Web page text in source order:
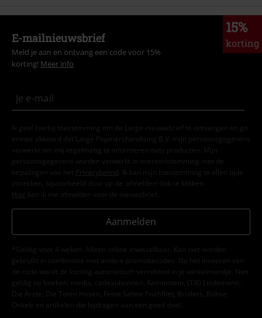
15%
korting
E-mailnieuwsbrief
Meld je aan en ontvang een code voor 15%
korting! Meer info
Ik geef hierbij toestemming om de Large-nieuwsbrief te ontvangen en ga
ermee akkoord dat Large Popmerchandising B.V. mijn persoonsgegevens
verwerkt om mij regelmatig te informeren over producten. Mijn
persoonsgegevens worden verwerkt in overeenstemming met de
bepalingen van het
Privacybeleid . Ik kan mijn toestemming te allen tijde
intrekken, bijvoorbeeld door op de ‘afmelden’-link te klikken.
Hier kan ik me afmelden voor de nieuwsbrief.
Aanmelden
*Geldig voor 4 weken. Alleen online inwisselbaar. Kan niet worden
gebruikt in combinatie met andere promotiecodes. Na het invoeren van
de code wordt de korting automatisch verrekend in je winkelmandje. Niet
geldig op boeken, media, cadeaubonnen, Rammstein, (Till) Lindemann,
Die Ärzte, Die Toten Hosen, Feine Sahne Fischfilet, Broilers, Böhse
Onkelz en artikelen die bijdragen aan een goed doel.